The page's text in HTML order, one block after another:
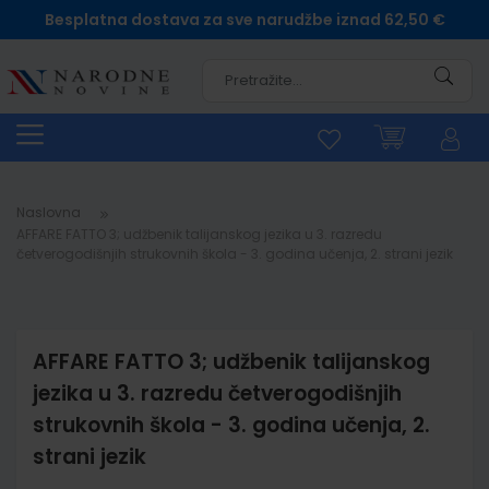
Besplatna dostava za sve narudžbe iznad 62,50 €
Naslovna
AFFARE FATTO 3; udžbenik talijanskog
jezika u 3. razredu četverogodišnjih
strukovnih škola - 3. godina učenja, 2.
strani jezik